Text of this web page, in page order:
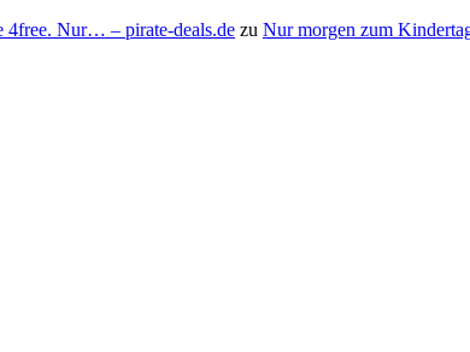
4free. Nur… – pirate-deals.de zu Nur morgen zum